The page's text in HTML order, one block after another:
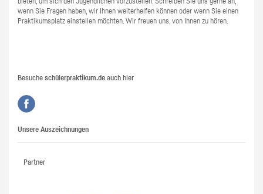
bie­ten, um sich den Ju­gend­li­chen vor­zu­stel­len. Schrei­ben Sie uns gerne an,
wenn Sie Fra­gen haben, wir Ihnen wei­ter­hel­fen kön­nen oder wenn Sie einen
Prak­ti­kums­platz ein­stel­len möch­ten. Wir freu­en uns, von Ihnen zu hören.
Besuche schülerpraktikum.de auch hier
Unsere Auszeichnungen
Partner